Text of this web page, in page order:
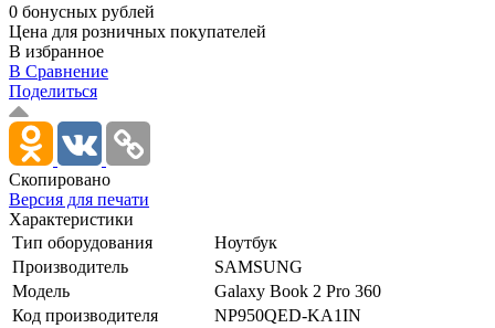
0 бонусных рублей
Цена для розничных покупателей
В избранное
В Сравнение
Поделиться
Скопировано
Версия для печати
Характеристики
Тип оборудования
Ноутбук
Производитель
SAMSUNG
Модель
Galaxy Book 2 Pro 360
Код производителя
NP950QED-KA1IN